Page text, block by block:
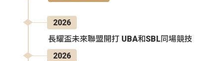
2026
長耀盃未來聯盟開打 UBA和SBL同場競技
2026